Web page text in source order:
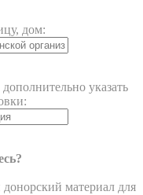
дом:
указать
материал для